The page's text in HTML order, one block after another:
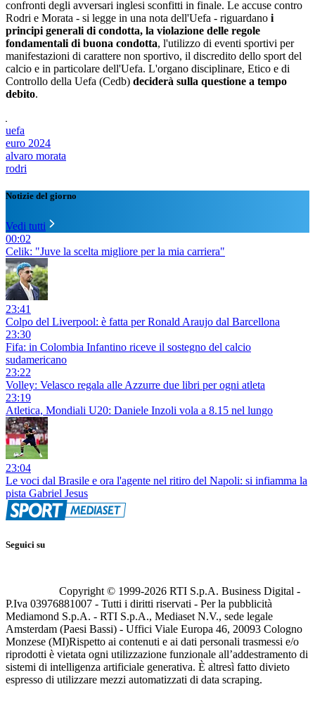
confronti degli avversari inglesi sconfitti in finale. Le accuse contro
Rodri e Morata - si legge in una nota dell'Uefa - riguardano i
principi generali di condotta, la violazione delle regole
fondamentali di buona condotta, l'utilizzo di eventi sportivi per
manifestazioni di carattere non sportivo, il discredito dello sport del
calcio e in particolare dell'Uefa. L'organo disciplinare, Etico e di
Controllo della Uefa (Cedb) deciderà sulla questione a tempo
debito.
uefa
euro 2024
alvaro morata
rodri
Notizie del giorno
Vedi tutti
00:02
Celik: "Juve la scelta migliore per la mia carriera"
23:41
Colpo del Liverpool: è fatta per Ronald Araujo dal Barcellona
23:30
Fifa: in Colombia Infantino riceve il sostegno del calcio
sudamericano
23:22
Volley: Velasco regala alle Azzurre due libri per ogni atleta
23:19
Atletica, Mondiali U20: Daniele Inzoli vola a 8.15 nel lungo
23:04
Le voci dal Brasile e ora l'agente nel ritiro del Napoli: si infiamma la
pista Gabriel Jesus
Seguici su
Copyright © 1999-2026 RTI S.p.A. Business Digital -
P.Iva 03976881007 - Tutti i diritti riservati - Per la pubblicità
Mediamond S.p.A. - RTI S.p.A., Mediaset N.V., sede legale
Amsterdam (Paesi Bassi) - Uffici Viale Europa 46, 20093 Cologno
Monzese (MI)Rispetto ai contenuti e ai dati personali trasmessi e/o
riprodotti è vietata ogni utilizzazione funzionale all’addestramento di
sistemi di intelligenza artificiale generativa. È altresì fatto divieto
espresso di utilizzare mezzi automatizzati di data scraping.